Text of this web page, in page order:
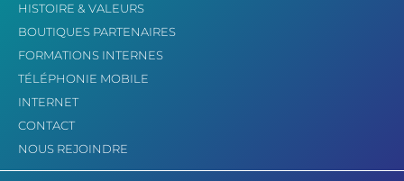
HISTOIRE & VALEURS
BOUTIQUES PARTENAIRES
FORMATIONS INTERNES
TÉLÉPHONIE MOBILE
INTERNET
CONTACT
NOUS REJOINDRE